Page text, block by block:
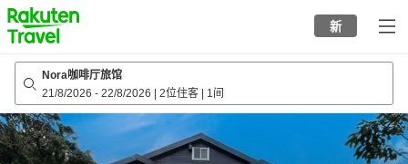
to
top
page
新
Nora咖啡厅旅馆
21/8/2026 - 22/8/2026 2位住客 1间